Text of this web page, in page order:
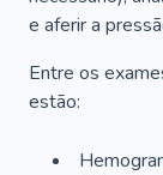
e aferir a
Entre os
estão: